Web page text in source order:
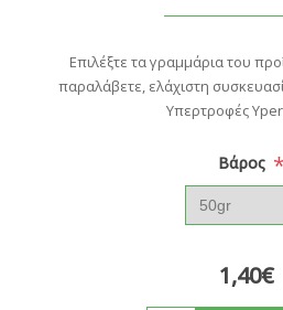
Επιλέξτε τα γραμμάρια του
παραλάβετε, ελάχιστη
Υπερτροφές
Βάρος *
1,40€